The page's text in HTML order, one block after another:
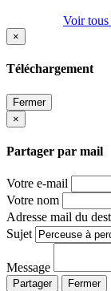
Voir tous
×
Téléchargement
Fermer
×
Partager par mail
Votre e-mail
Votre nom
Adresse mail du
Sujet
Message
Partager Fermer